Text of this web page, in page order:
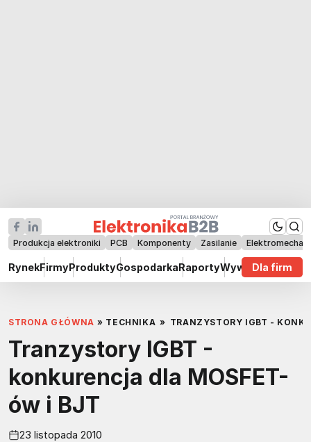
Produkcja elektroniki PCB Komponenty Zasilanie
RynekFirmyProduktyGospodarkaRaportyWywiadyDla firm
STRONA GŁÓWNA » TECHNIKA » TRANZYSTORY IGBT -
Tranzystory IGBT -
konkurencja dla MOSFET-
ów i BJT
23 listopada 2010